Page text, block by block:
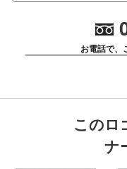
お電話で、
このロ
ナ